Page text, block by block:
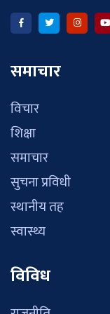
समाचार
विचार
शिक्षा
समाचार
सुचना प्रविधी
स्थानीय तह
स्वास्थ्य
विविध